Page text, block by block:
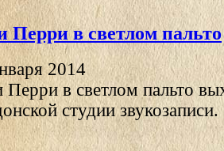
Перри в светлом пальто
2014
Перри в светлом пальто
студии звукозаписи.